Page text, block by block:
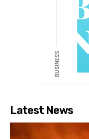
Latest News